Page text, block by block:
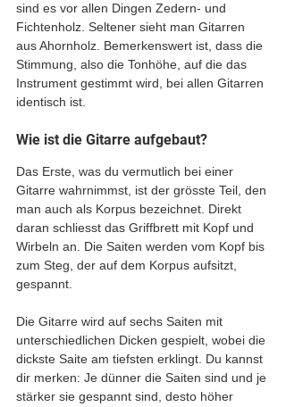
sind es vor allen Dingen Zedern- und
Fichtenholz. Seltener sieht man Gitarren
aus Ahornholz. Bemerkenswert ist, dass die
Stimmung, also die Tonhöhe, auf die das
Instrument gestimmt wird, bei allen Gitarren
identisch ist.
Wie ist die Gitarre aufgebaut?
Das Erste, was du vermutlich bei einer
Gitarre wahrnimmst, ist der grösste Teil, den
man auch als Korpus bezeichnet. Direkt
daran schliesst das Griffbrett mit Kopf und
Wirbeln an. Die Saiten werden vom Kopf bis
zum Steg, der auf dem Korpus aufsitzt,
gespannt.
Die Gitarre wird auf sechs Saiten mit
unterschiedlichen Dicken gespielt, wobei die
dickste Saite am tiefsten erklingt. Du kannst
dir merken: Je dünner die Saiten sind und je
stärker sie gespannt sind, desto höher